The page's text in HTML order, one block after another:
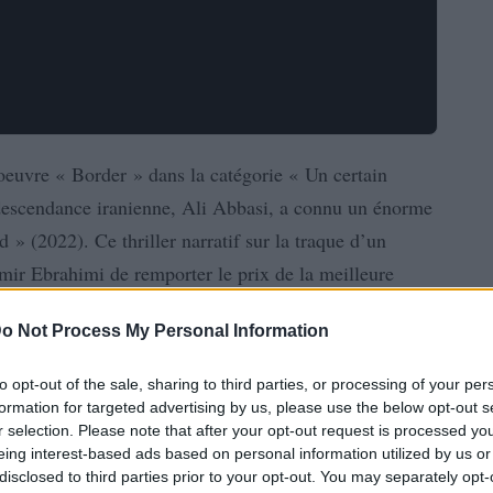
Not Process My Personal Information
opt-out of the sale, sharing to third parties, or processing of your
for targeted advertising by us, please use the below opt-out
selection. Please note that after your opt-out request is processed
interest-based ads based on personal information utilized by us
to third parties prior to your opt-out. You may separately
« Border » dans la catégorie « Un certain
iranienne, Ali Abbasi, a connu un énorme
» (2022). Ce thriller narratif sur la traque d’un
Ebrahimi de remporter le prix de la meilleure
avec son quatrième opus, « The Apprentice »,
avec une production partiellement
se concentre à 100% sur les premières années
des États-Unis maintenant candidat pour un
pénal de Manhattan pour diverses affaires